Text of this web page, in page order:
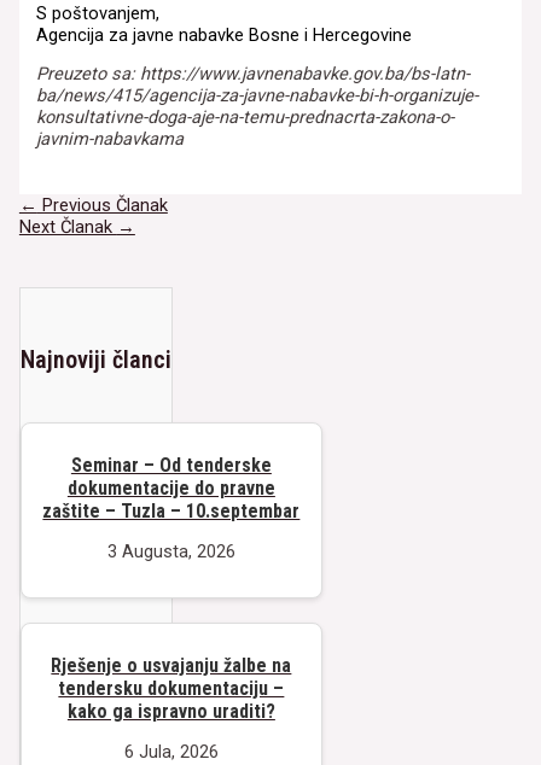
S poštovanjem,
Agencija za javne nabavke Bosne i Hercegovine
Preuzeto sa: https://www.javnenabavke.gov.ba/bs-latn-
ba/news/415/agencija-za-javne-nabavke-bi-h-organizuje-
konsultativne-doga-aje-na-temu-prednacrta-zakona-o-
javnim-nabavkama
Navigacija
članaka
← Previous Članak
Next Članak →
Najnoviji članci
Seminar – Od tenderske
dokumentacije do pravne
zaštite – Tuzla – 10.septembar
3 Augusta, 2026
Rješenje o usvajanju žalbe na
tendersku dokumentaciju –
kako ga ispravno uraditi?
6 Jula, 2026